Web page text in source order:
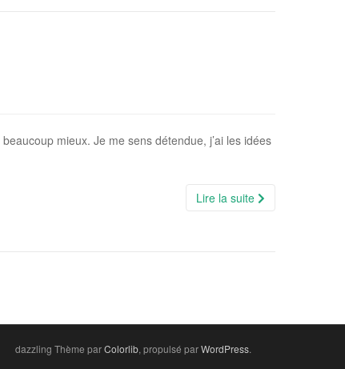
mieux. Je me sens détendue, j’ai les idées
Lire la suite
dazzling Thème parColorlib, propulsé parWordPress.